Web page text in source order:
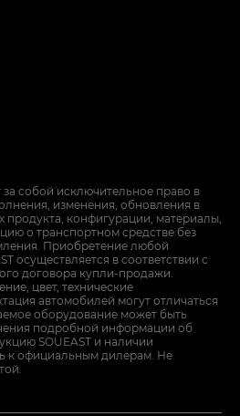
собой исключительное право в
изменения, обновления в
конфигурации, материалы,
о транспортном средстве без
Приобретение любой
осуществляется в соответствии с
договора купли-продажи.
цвет, технические
автомобилей могут отличаться
оборудование может быть
подробной информации об
SOUEAST и наличии
к официальным дилерам. Не